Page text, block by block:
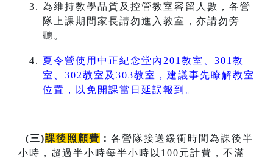
為維持教學品質及控管教室容留人數，各營
隊上課期間家長請勿進入教室，亦請勿旁
聽。
夏令營使用中正紀念堂內201教室、301教
室、302教室及303教室，建議事先瞭解教室
位置，以免開課當日延誤報到。
(三)課後照顧費 ： 各營隊接送緩衝時間為課後半
小時，超過半小時每半小時以100元計費，不滿